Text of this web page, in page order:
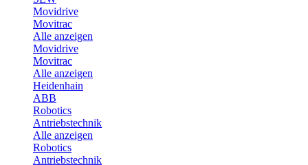
Movidrive
Movitrac
Alle anzeigen
Movidrive
Movitrac
Alle anzeigen
Heidenhain
ABB
Robotics
Antriebstechnik
Alle anzeigen
Robotics
Antriebstechnik